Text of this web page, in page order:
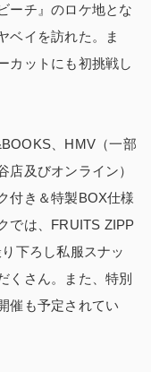
ーチ』のロケ地とな
ベイを訪れた。ま
カットにも初挑戦し
、HMV（一部
店及びオンライン）
付き＆特製BOX仕様
では、FRUITS ZIPP
下ろし私服スナッ
くさん。また、特別
催も予定されてい